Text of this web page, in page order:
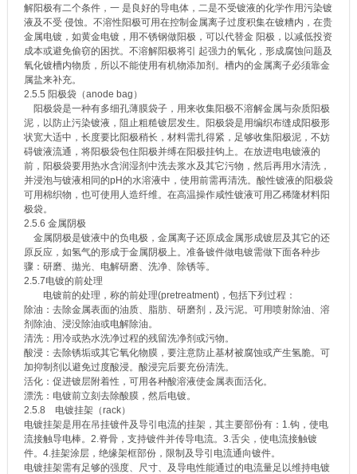
解阳极有二个条件，一 是良好的导电体，二是不受镀液的化学作用污染镀
液及不受 侵蚀。不溶性阳极可用在控制金属离子过度积集在镀糟内，在贵
金属电镀，如黄金电镀，用不锈钢做阳极，可以代替金 阳极，以减低投资
成本或避免偷窃的困扰。不溶解阳极将引 起强力的氧化，形成腐蚀问题及
氧化镀槽内物质，所以不能使用有机物添加剂。槽内的金属离子必须靠金
属盐来补充。
2.5.5 阳极袋（anode bag）
阳极袋是一种有多细孔薄膜袋子，用来收集阳极不溶解金属与杂质阳极
泥，以防止污染镀液，阻止粗糙镀层发生。阳极袋是用编织布缝成阳极形
状宽大适中，长度要比阳极稍长，材料需扎得紧，足够收集阳极泥，不妨
碍镀液流通，将阳极袋包住阳极并缚在阳极挂钩上。在放进电电镀液的
前，阳极袋要用热水含润湿剂中洗去浆水及其它污物，然后再用水清洗，
并浸泡与镀液相同的pH的水溶液中，使用前需再清洗。酸性镀液的阳极袋
可用棉织物，也可使用人造纤维。在高温操作咸性镀液可用乙稀隆材料阳
极袋。
2.5.6 金属阴极
金属阴极是镀液中的负电极，金属离子还原成金属形成镀层及其它的还
原反应，如氢气的形成于金属阴极上。准备镀件做电镀需做下面各种步
骤：研磨、拋光、电解研磨、洗净、除锈等。
2.5.7电镀的前处理
电镀前的处理，称的前处理(pretreatment)，包括下列过程：
除油：去除金属表面的油质、脂肪、研磨剂，及污泥。可用喷射除油、溶
剂除油、浸没除油或电解除油。
清洗：用冷或热水洗净过程的残留洗净剂或污物。
酸浸：去除锈垢或其它氧化物膜，要注意防止基材被腐蚀或产生氢脆。可
加抑制剂以避免过度酸浸。酸浸完后要充份清洗。
活化：促进镀层附着性，可用各种酸溶液使金属表面活化。
漂洗：电镀前立刻去除酸膜，然后电镀。
2.5.8 电镀挂架（rack）
电镀挂架是用在吊挂镀件及导引电流的挂架，其主要部份有：1.钩，使电
流接触导电棒。2.脊骨，支持镀件并传导电流。3.舌尖，使电流接触镀
件。4.挂架涂层，绝缘架框部份，限制及导引电流通向镀件。
电镀挂架需有足够的强度、尺寸、及导电性能通过的电流量足以维持电镀